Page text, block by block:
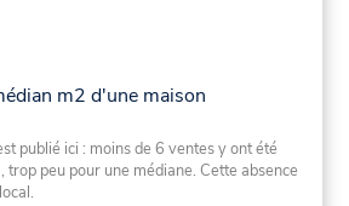
m2 d'une maison
publié ici : moins de 6 ventes y ont été
peu pour une médiane. Cette absence